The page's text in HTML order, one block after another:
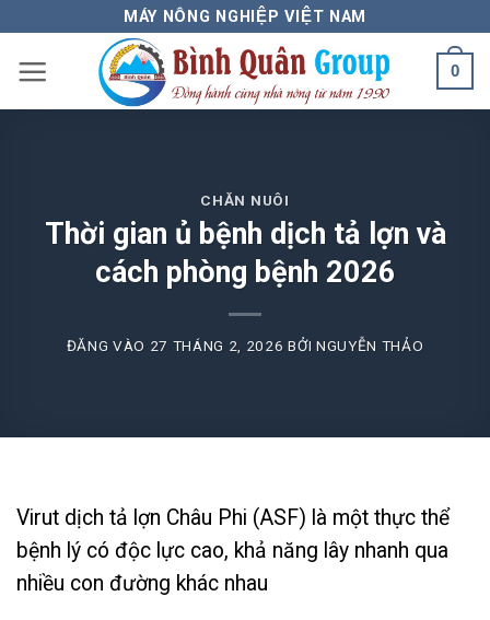
nội
dung
MÁY NÔNG NGHIỆP VIỆT NAM
0
CHĂN NUÔI
Thời gian ủ bệnh dịch tả lợn và
cách phòng bệnh 2026
ĐĂNG VÀO 27 THÁNG 2, 2026 BỞI NGUYỄN THẢO
Virut dịch tả lợn Châu Phi (ASF) là một thực thể
bệnh lý có độc lực cao, khả năng lây nhanh qua
nhiều con đường khác nhau